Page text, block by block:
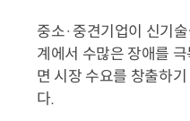
중소·중견기업이 신기
계에서 수많은 장애를
면 시장 수요를 창출하
다.